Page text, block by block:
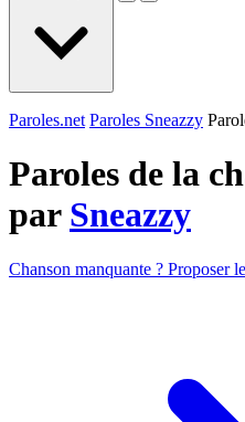
Paroles.net Paroles Sneazzy
Paroles de la
par Sneazzy
Chanson manquante ? Proposer